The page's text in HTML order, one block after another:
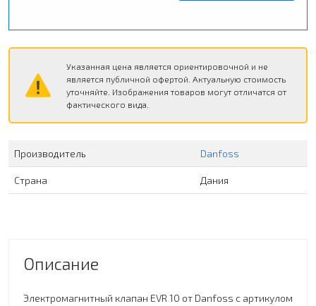
Указанная цена является ориентировочной и не
является публичной офертой. Актуальную стоимость
уточняйте. Изображения товаров могут отличатся от
фактического вида.
Производитель Danfoss
Страна Дания
Описание
Электромагнитный клапан EVR 10 от Danfoss с артикулом